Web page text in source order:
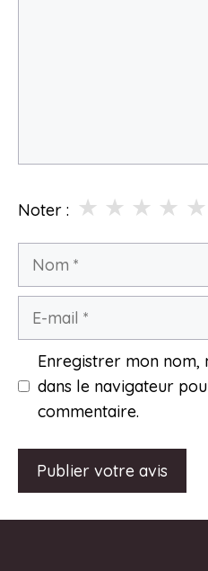
Noter : ★
★
★
★
★
Nom
Enregistrer mon nom,
dans le navigateur
commentaire.